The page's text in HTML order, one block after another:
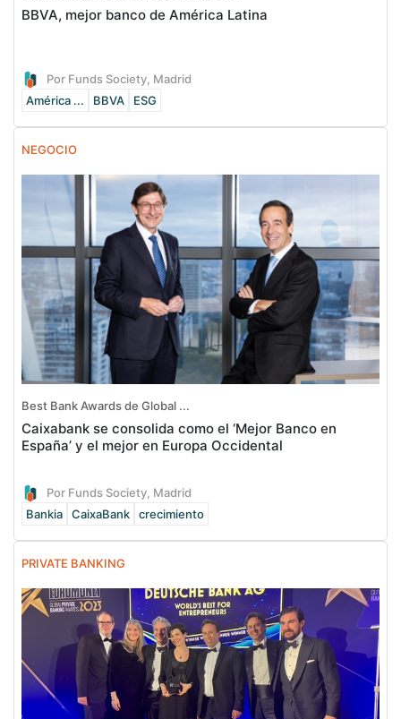
BBVA, mejor banco de América Latina
Por Funds Society, Madrid
América ...
BBVA ESG
NEGOCIO
Best Bank Awards de Global ...
Caixabank se consolida como el ‘Mejor Banco en
España’ y el mejor en Europa Occidental
Por Funds Society, Madrid
Bankia
CaixaBank crecimiento
PRIVATE BANKING